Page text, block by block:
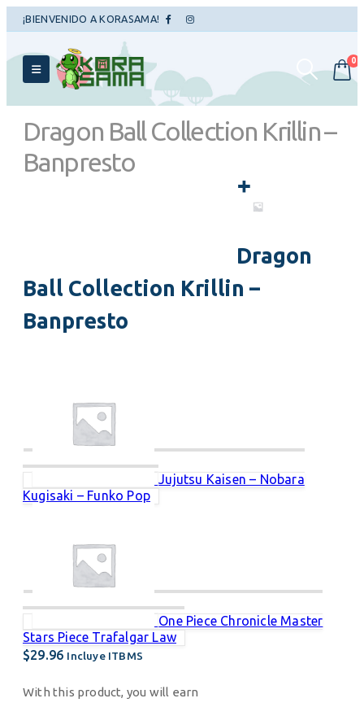
¡BIENVENIDO A KORASAMA!
0
Dragon Ball Collection Krillin –
Banpresto
Dragon
Ball Collection Krillin –
Banpresto
Jujutsu Kaisen – Nobara
Kugisaki – Funko Pop
One Piece Chronicle Master
Stars Piece Trafalgar Law
$29.96 Incluye ITBMS
With this product, you will earn